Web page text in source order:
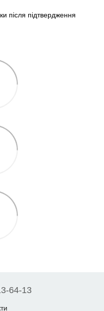
після підтвердження
64-13